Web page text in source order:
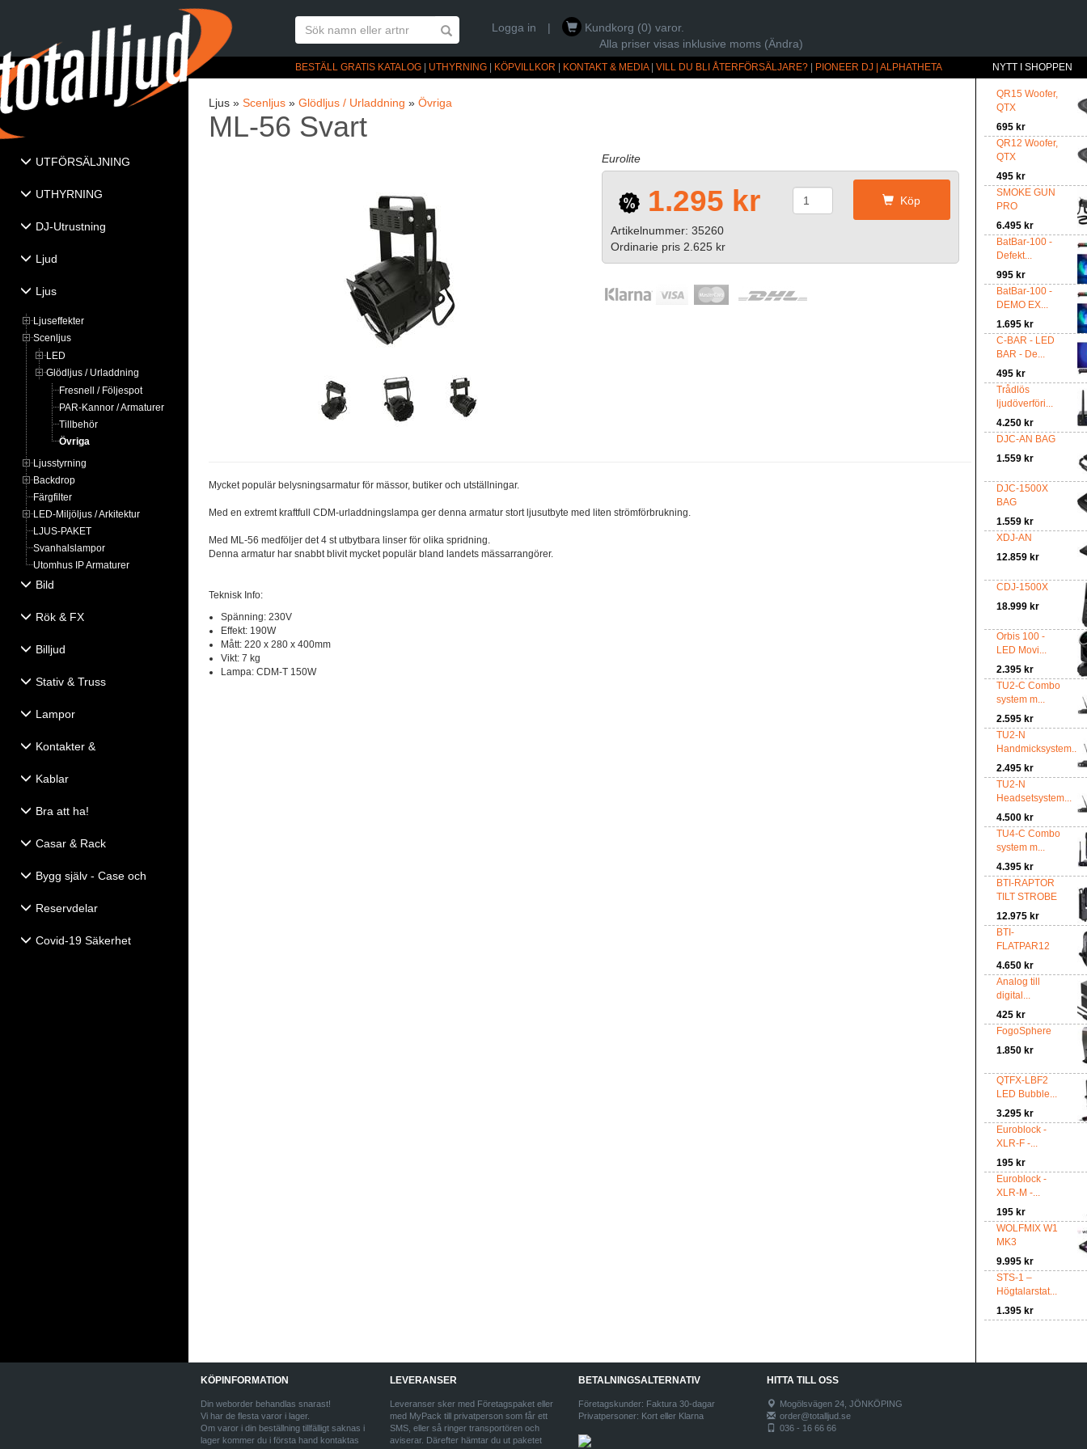
Logga in |
Kundkorg (0) varor.
Alla priser visas inklusive moms (Ändra)
BESTÄLL GRATIS KATALOG UTHYRNING KÖPVILLKOR KONTAKT & MEDIA| VILL DU BLI ÅTERFÖRSÄLJARE? PIONEER DJ | ALPHATHETA
UTFÖRSÄLJNING
UTHYRNING
DJ-Utrustning
Ljud
Ljus
Ljuseffekter
Scenljus
LED
Glödljus / Urladdning
Fresnell / Följespot
PAR-Kannor / Armaturer
Tillbehör
Övriga
Ljusstyrning
Backdrop
Färgfilter
LED-Miljöljus / Arkitektur
LJUS-PAKET
Svanhalslampor
Utomhus IP Armaturer
Bild
Rök & FX
Billjud
Stativ & Truss
Lampor
Kontakter &
Kablar
Bra att ha!
Casar & Rack
Bygg själv - Case och
Reservdelar
Covid-19 Säkerhet
NYTT I SHOPPEN
QR15 Woofer,
QTX
695 kr
QR12 Woofer,
QTX
495 kr
SMOKE GUN
PRO
6.495 kr
BatBar-100 -
Defekt...
995 kr
BatBar-100 -
DEMO EX...
1.695 kr
C-BAR - LED
BAR - De...
495 kr
Trådlös
ljudöverföri...
4.250 kr
DJC-AN BAG
1.559 kr
DJC-1500X
BAG
1.559 kr
XDJ-AN
12.859 kr
CDJ-1500X
18.999 kr
Orbis 100 -
LED Movi...
2.395 kr
TU2-C Combo
system m...
2.595 kr
TU2-N
Handmicksystem...
2.495 kr
TU2-N
Headsetsystem...
4.500 kr
TU4-C Combo
system m...
4.395 kr
BTI-RAPTOR
TILT STROBE
12.975 kr
BTI-
FLATPAR12
4.650 kr
Analog till
digital...
425 kr
FogoSphere
1.850 kr
QTFX-LBF2
LED Bubble...
3.295 kr
Euroblock -
XLR-F -...
195 kr
Euroblock -
XLR-M -...
195 kr
WOLFMIX W1
MK3
9.995 kr
STS-1 –
Högtalarstat...
1.395 kr
Ljus »Scenljus »Glödljus / Urladdning »Övriga
ML-56 Svart
Eurolite
1.295 kr Köp
Artikelnummer: 35260
Ordinarie pris 2.625 kr
Mycket populär belysningsarmatur för mässor, butiker och utställningar.
Med en extremt kraftfull CDM-urladdningslampa ger denna armatur stort ljusutbyte med liten strömförbrukning.
Med ML-56 medföljer det 4 st utbytbara linser för olika spridning.
Denna armatur har snabbt blivit mycket populär bland landets mässarrangörer.
Teknisk Info:
Spänning: 230V
Effekt: 190W
Mått: 220 x 280 x 400mm
Vikt: 7 kg
Lampa: CDM-T 150W
KÖPINFORMATION
Din weborder behandlas snarast!
Vi har de flesta varor i lager.
Om varor i din beställning tillfälligt saknas i
lager kommer du i första hand kontaktas
LEVERANSER
Leveranser sker med Företagspaket eller
med MyPack till privatperson som får ett
SMS, eller så ringer transportören och
aviserar. Därefter hämtar du ut paketet
BETALNINGSALTERNATIV
Företagskunder: Faktura 30-dagar
Privatpersoner: Kort eller Klarna
HITTA TILL OSS
Mogölsvägen 24, JÖNKÖPING
order@totalljud.se
036 - 16 66 66